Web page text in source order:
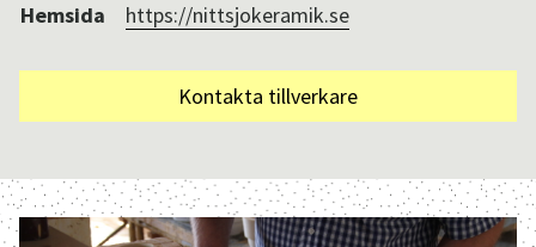
Hemsida
https://nittsjokeramik.se
Kontakta tillverkare